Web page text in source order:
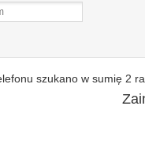
szukano w sumię 2